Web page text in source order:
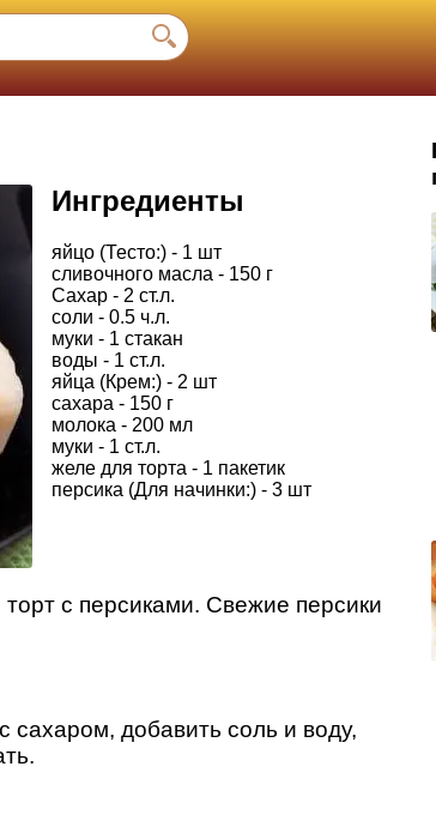
Ингредиенты
яйцо (Тесто:) - 1 шт
сливочного масла - 150 г
Сахар - 2 ст.л.
соли - 0.5 ч.л.
муки - 1 стакан
воды - 1 ст.л.
яйца (Крем:) - 2 шт
сахара - 150 г
молока - 200 мл
муки - 1 ст.л.
желе для торта - 1 пакетик
персика (Для начинки:) - 3 шт
с персиками. Свежие персики
сахаром, добавить соль и воду,